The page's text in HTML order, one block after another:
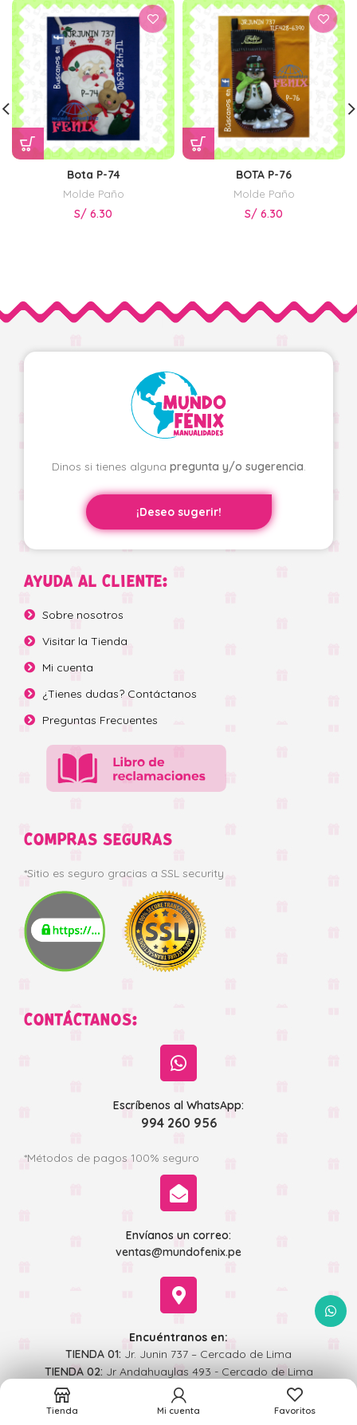
Bota P-74
Molde Paño
S/ 6.30
BOTA P-76
Molde Paño
S/ 6.30
Dinos si tienes alguna pregunta y/o sugerencia
¡Deseo sugerir!
AYUDA AL CLIENTE:
Sobre nosotros
Visitar la Tienda
Mi cuenta
¿Tienes dudas? Contáctanos
Preguntas Frecuentes
COMPRAS SEGURAS
*Sitio es seguro gracias a SSL security
CONTÁCTANOS:
Escríbenos al WhatsApp:
994 260 956
*Métodos de pagos 100% seguro
Envíanos un correo:
ventas@mundofenix.pe
Encuéntranos en:
TIENDA 01: Jr. Junin 737 – Cercado de Lima
TIENDA 02: Jr Andahuaylas 493 - Cercado de Lima
Tienda Mi cuenta Favoritos